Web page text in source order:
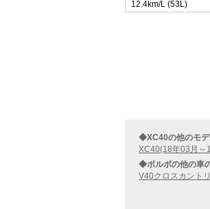
12.4km/L (53L)
◆XC40の他のモデ
XC40(18年03月～
◆ボルボの他の車
V40クロスカント